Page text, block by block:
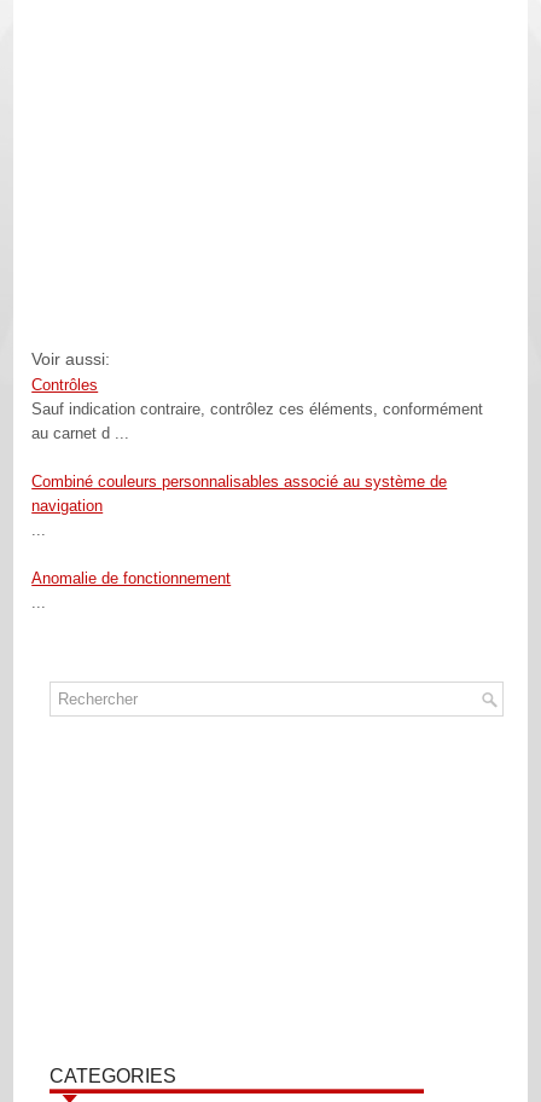
Voir aussi:
Contrôles
Sauf indication contraire, contrôlez ces éléments, conformément
au carnet d ...
Combiné couleurs personnalisables associé au système de
navigation
...
Anomalie de fonctionnement
...
CATEGORIES